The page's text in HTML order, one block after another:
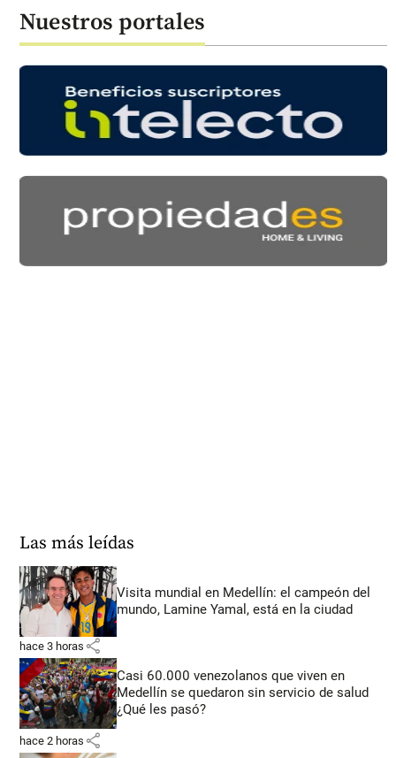
Nuestros portales
Las más leídas
Visita mundial en Medellín: el campeón del
mundo, Lamine Yamal, está en la ciudad
hace 3 horas share
Casi 60.000 venezolanos que viven en
Medellín se quedaron sin servicio de salud
¿Qué les pasó?
hace 2 horas share